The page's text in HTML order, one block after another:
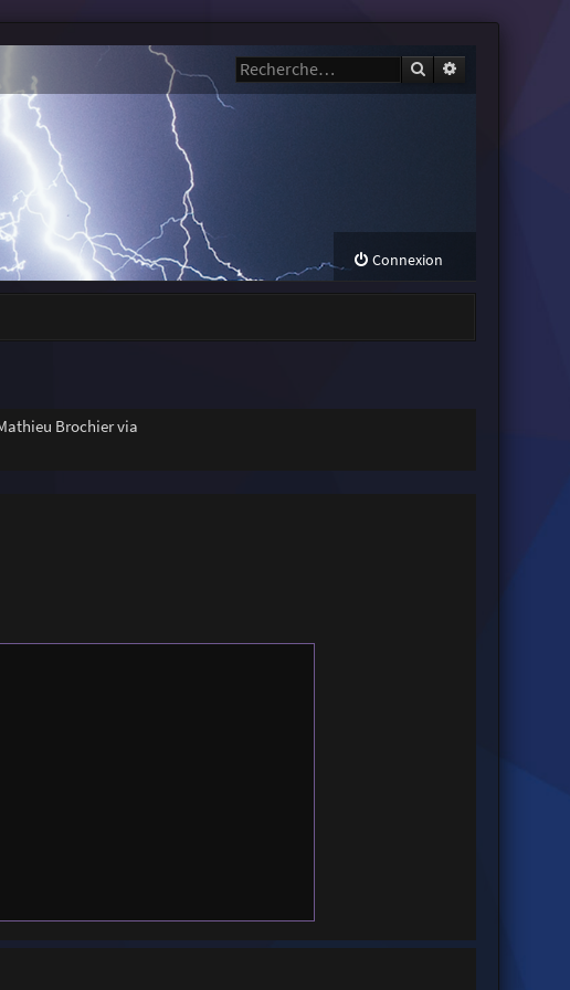
Rechercher
Connexion
Brochier via